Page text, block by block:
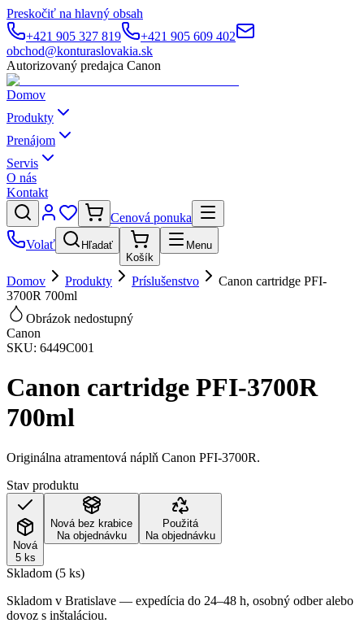
Preskočiť na hlavný obsah
+421 905 327 819
+421 905 609 402
obchod@konturaslovakia.sk
Autorizovaný predajca Canon
Domov
Produkty
Prenájom
Servis
O nás
Kontakt
Cenová ponuka
Volať
Hľadať
Košík
Menu
Domov Produkty Príslušenstvo
Canon cartridge PFI-
3700R 700ml
Obrázok nedostupný
Canon
SKU: 6449C001
Canon cartridge PFI-3700R
700ml
Originálna atramentová náplň Canon PFI-3700R.
Stav produktu
Nová
5 ks
Nová bez krabice
Na objednávku
Použitá
Na objednávku
Skladom (5 ks)
Skladom v Bratislave — expedícia do 24–48 h, osobný odber alebo
dovoz s inštaláciou.